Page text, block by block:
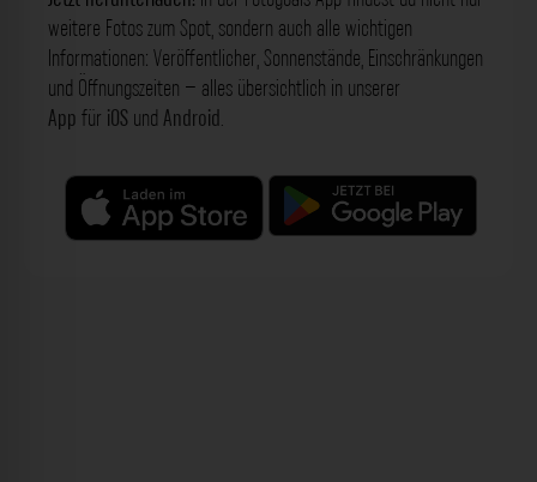
weitere Fotos zum Spot, sondern auch alle wichtigen
Informationen: Veröffentlicher, Sonnenstände, Einschränkungen
und Öffnungszeiten – alles übersichtlich in unserer
App für iOS und Android.